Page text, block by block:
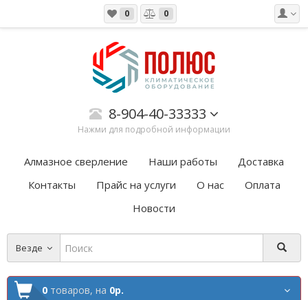
0 0
8-904-40-33333
Нажми для подробной информации
Алмазное сверление Наши работы
Доставка
Контакты
Прайс на услуги О нас
Оплата
Новости
Везде
0 товаров, на 0р.